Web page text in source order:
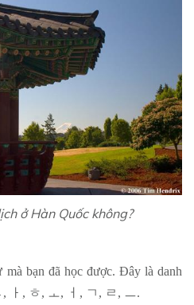
ở Hàn Quốc không?
bạn đã học được. Đây là danh
, ㅏ , ㅎ, ㅗ, ㅓ , ㄱ , ㄹ , ㅡ.